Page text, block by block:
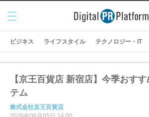
メニ
ュー
ビジネス ライフスタイル テクノロジー・IT
【京王百貨店 新宿店】今季おす
テム
株式会社京王百貨店